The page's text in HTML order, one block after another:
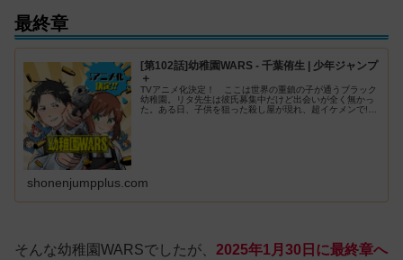
最終章
[第102話]幼稚園WARS - 千葉侑生 | 少年ジャンプ
＋
TVアニメ化決定！ ここは世界の重鎮の子が通うブラック
幼稚園。リタ先生は彼氏募集中だけど出会いが全く無かっ
た。ある日、子供を狙った殺し屋が現れ、超イケメンで!?
shonenjumpplus.com
そんな幼稚園WARSでしたが、 2025年1月30日に最終章へ